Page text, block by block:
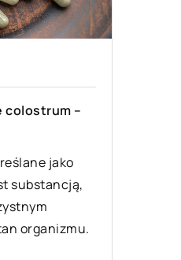
colostrum –
jako
substancją,
organizmu.